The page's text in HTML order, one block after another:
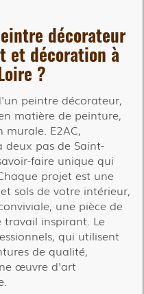
décorateur
et décoration à
?
peintre décorateur,
matière de peinture,
E2AC,
pas de Saint-
faire unique qui
projet est une
sols de votre intérieur,
une pièce de
travail inspirant. Le
qui utilisent
de qualité,
œuvre d'art